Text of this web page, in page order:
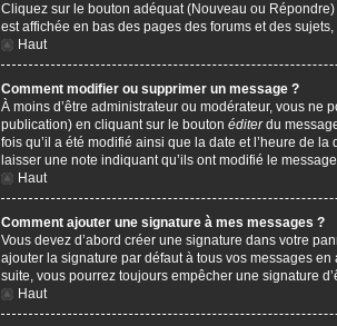
Cliquez sur le bouton adéquat (Nouveau ou
est affichée en bas des pages des forums et des
Haut
Comment modifier ou supprimer un message ?
À moins d’être administrateur ou modérateur, vous
publication) en cliquant sur le bouton éditerdu
fois qu’il a été modifié ainsi que la date et l’heure de
laisser une note indiquant qu’ils ont modifié le
Haut
Comment ajouter une signature à mes messages ?
Vous devez d’abord créer une signature dans votre
ajouter la signature par défaut à tous vos messages
suite, vous pourrez toujours empêcher une signature
Haut